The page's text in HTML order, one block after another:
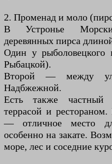
2. Променад и моло
В Устронье
деревянных пирса
Один у рыболовецкого
Рыбацкой).
Второй — между
Надбжежной.
Есть также частный
террасой и
— отличное место
особенно на закате.
море, лес и соседние